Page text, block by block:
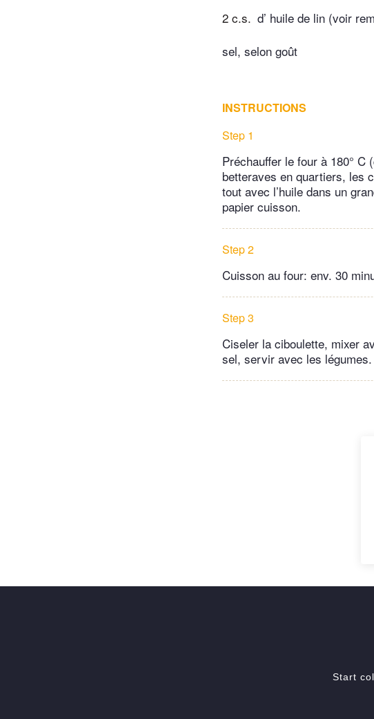
2 c.s. d’ huile de lin (voir
sel, selon goût
INSTRUCTIONS
Step 1
Préchauffer le four à 180°
betteraves en quartiers, les
tout avec l’huile dans un
papier cuisson.
Step 2
Cuisson au four: env. 30
Step 3
Ciseler la ciboulette, mixer
sel, servir avec les légumes.
Start